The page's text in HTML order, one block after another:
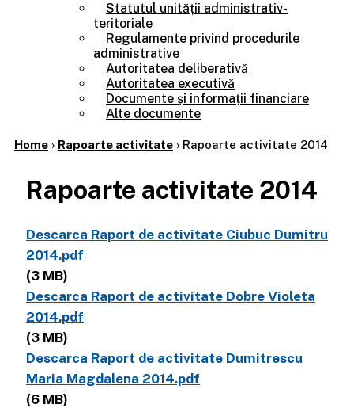
Statutul unității administrativ-
teritoriale
Regulamente privind procedurile
administrative
Autoritatea deliberativă
Autoritatea executivă
Documente și informații financiare
Alte documente
Home › Rapoarte activitate › Rapoarte activitate 2014
Rapoarte activitate 2014
Descarca Raport de activitate Ciubuc Dumitru
2014.pdf
(3 MB)
Descarca Raport de activitate Dobre Violeta
2014.pdf
(3 MB)
Descarca Raport de activitate Dumitrescu
Maria Magdalena 2014.pdf
(6 MB)